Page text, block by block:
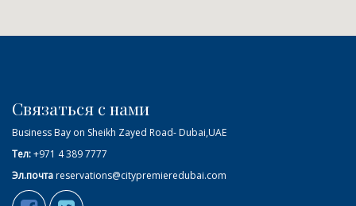
Связаться с нами
Business Bay on Sheikh Zayed Road- Dubai,UAE
Тел:+971 4 389 7777
Эл.почтаreservations@citypremieredubai.com